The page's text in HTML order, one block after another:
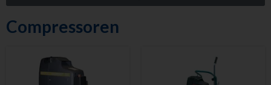
Heffen en Trekken
Tuingereedschap
Vervoeren
Compressoren